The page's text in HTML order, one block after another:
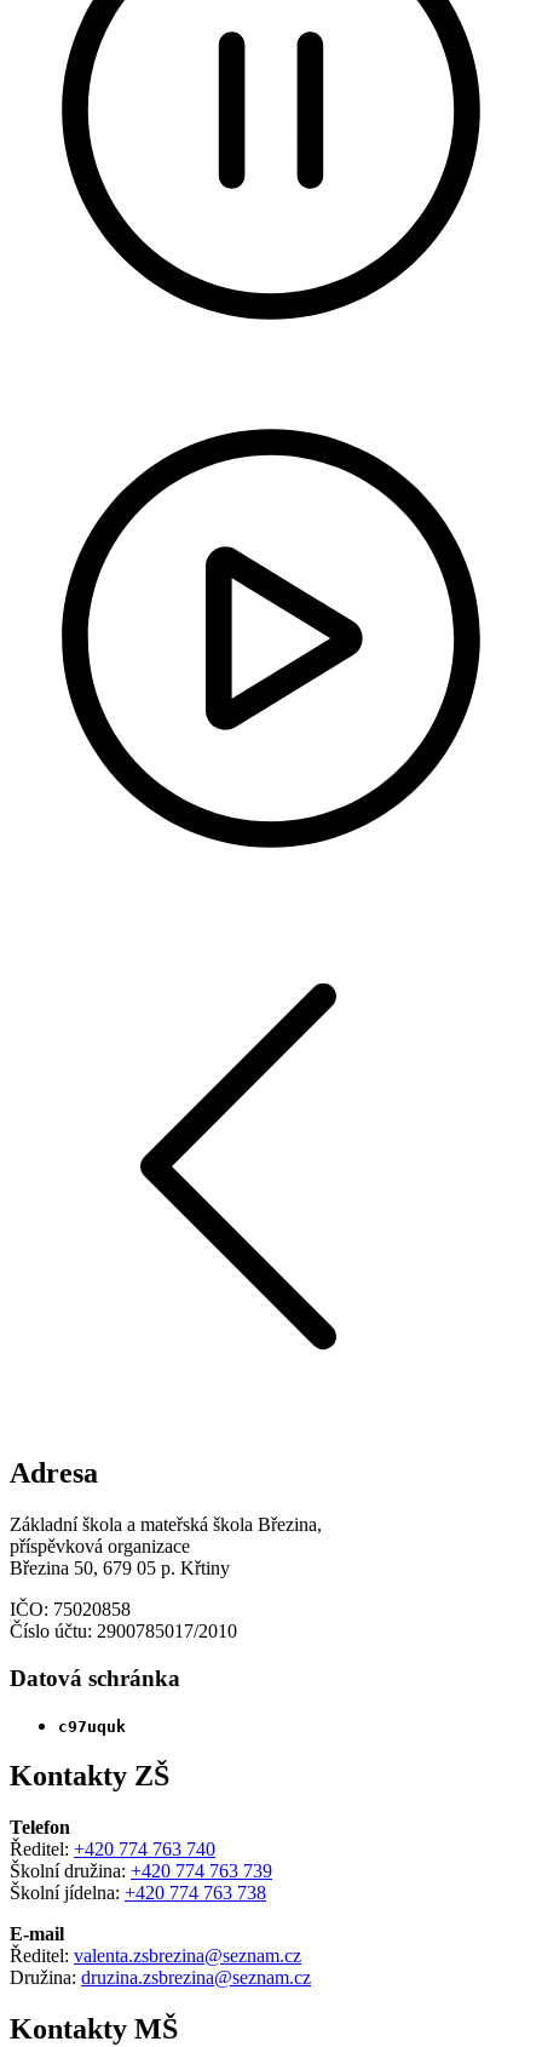
Adresa
Základní škola a mateřská škola Březina,
příspěvková organizace
Březina 50, 679 05 p. Křtiny
IČO: 75020858
Číslo účtu: 2900785017/2010
Datová schránka
c97uquk
Kontakty ZŠ
Telefon
Ředitel: +420 774 763 740
Školní družina: +420 774 763 739
Školní jídelna: +420 774 763 738
E-mail
Ředitel: valenta.zsbrezina@seznam.cz
Družina: druzina.zsbrezina@seznam.cz
Kontakty MŠ